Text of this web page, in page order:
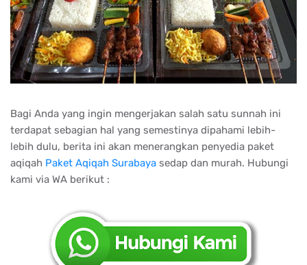
Bagi Anda yang ingin mengerjakan salah satu sunnah ini
terdapat sebagian hal yang semestinya dipahami lebih-
lebih dulu, berita ini akan menerangkan penyedia paket
aqiqah Paket Aqiqah Surabaya sedap dan murah. Hubungi
kami via WA berikut :